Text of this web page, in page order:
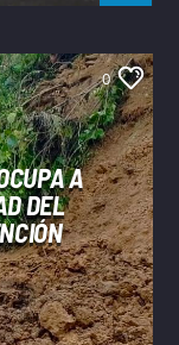
0
A
DEL